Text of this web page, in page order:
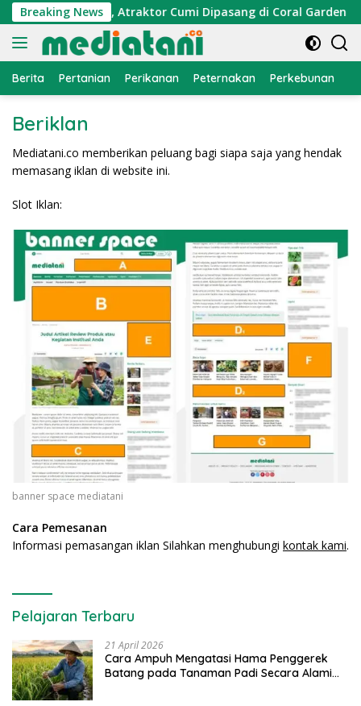
Langsung
ke
konten
Breaking News
Nelayan, Atraktor Cumi Dipasang di Coral Garden
Berita Pertanian Perikanan Peternakan Perkebunan
Beriklan
Mediatani.co memberikan peluang bagi siapa saja yang hendak
memasang iklan di website ini.
Slot Iklan:
banner space mediatani
Cara Pemesanan
Informasi pemasangan iklan Silahkan menghubungi kontak kami.
Pelajaran Terbaru
21 April 2026
Cara Ampuh Mengatasi Hama Penggerek
Batang pada Tanaman Padi Secara Alami